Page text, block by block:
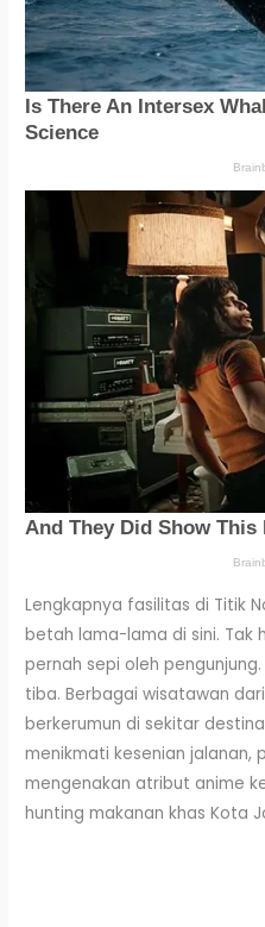
Lengkapnya fasilitas di Titik
betah lama-lama di sini. Tak
pernah sepi oleh
tiba. Berbagai wisatawan
berkerumun di sekitar
menikmati kesenian jalanan,
mengenakan atribut anime
hunting makanan khas Kota